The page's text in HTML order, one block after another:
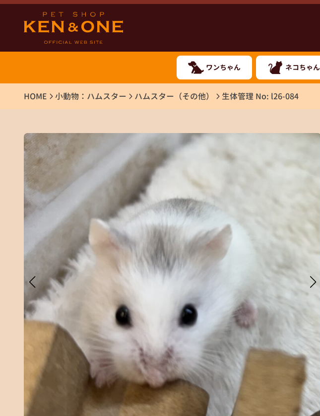
ワンちゃん ネコちゃん
HOME 小動物：ハムスター ハムスター（その他） 生体管理 No: l26-084